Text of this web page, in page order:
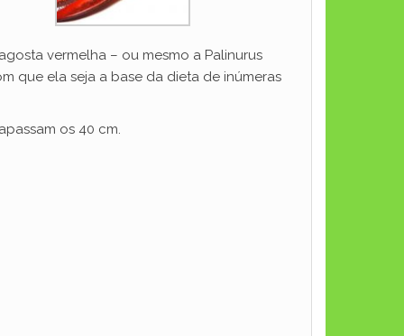
vermelha – ou mesmo a Palinurus
que ela seja a base da dieta de inúmeras
os 40 cm.